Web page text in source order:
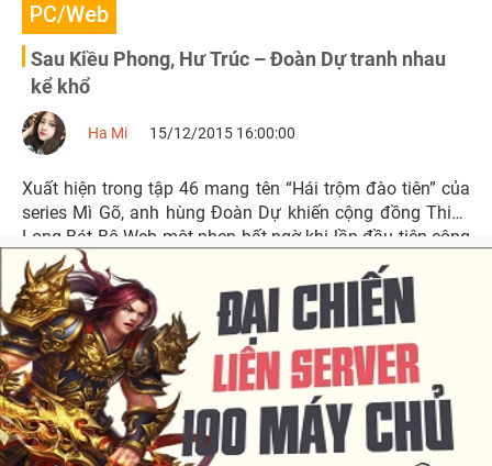
PC/Web
Sau Kiều Phong, Hư Trúc – Đoàn Dự tranh nhau
kể khổ
Ha Mi 15/12/2015 16:00:00
Xuất hiện trong tập 46 mang tên “Hái trộm đào tiên” của
series Mì Gõ, anh hùng Đoàn Dự khiến cộng đồng Thiên
Long Bát Bộ Web một phen bất ngờ khi lần đầu tiên công
khai câu chuyện buồn lâu năm mà giấu.